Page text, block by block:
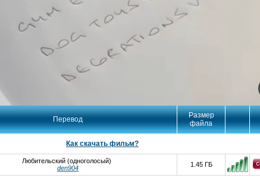
Перевод
Размер
файла
Как скачать фильм?
Любительский (одноголосый)
den904
1.45 ГБ